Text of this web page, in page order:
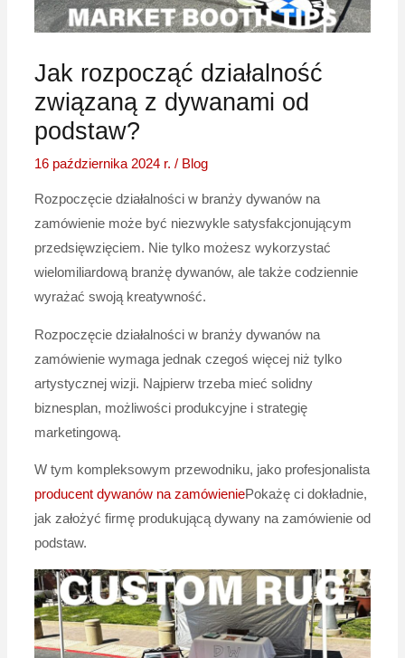
Jak rozpocząć działalność
związaną z dywanami od
podstaw?
16 października 2024 r. / Blog
Rozpoczęcie działalności w branży dywanów na
zamówienie może być niezwykle satysfakcjonującym
przedsięwzięciem. Nie tylko możesz wykorzystać
wielomiliardową branżę dywanów, ale także codziennie
wyrażać swoją kreatywność.
Rozpoczęcie działalności w branży dywanów na
zamówienie wymaga jednak czegoś więcej niż tylko
artystycznej wizji. Najpierw trzeba mieć solidny
biznesplan, możliwości produkcyjne i strategię
marketingową.
W tym kompleksowym przewodniku, jako profesjonalista
producent dywanów na zamówieniePokażę ci dokładnie,
jak założyć firmę produkującą dywany na zamówienie od
podstaw.